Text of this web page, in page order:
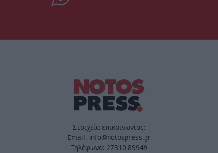
Στοιχεία επικοινωνίας:
Email. info@notospress.gr
Τηλέφωνο: 27310.89949